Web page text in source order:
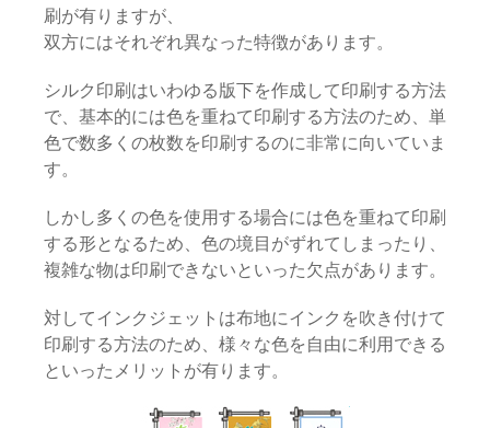
刷が有りますが、
双方にはそれぞれ異なった特徴があります。
シルク印刷はいわゆる版下を作成して印刷する方法
で、基本的には色を重ねて印刷する方法のため、単
色で数多くの枚数を印刷するのに非常に向いていま
す。
しかし多くの色を使用する場合には色を重ねて印刷
する形となるため、色の境目がずれてしまったり、
複雑な物は印刷できないといった欠点があります。
対してインクジェットは布地にインクを吹き付けて
印刷する方法のため、様々な色を自由に利用できる
といったメリットが有ります。